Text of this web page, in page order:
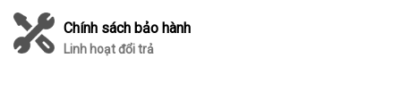
Chính sách bảo hành
Linh hoạt đổi trả